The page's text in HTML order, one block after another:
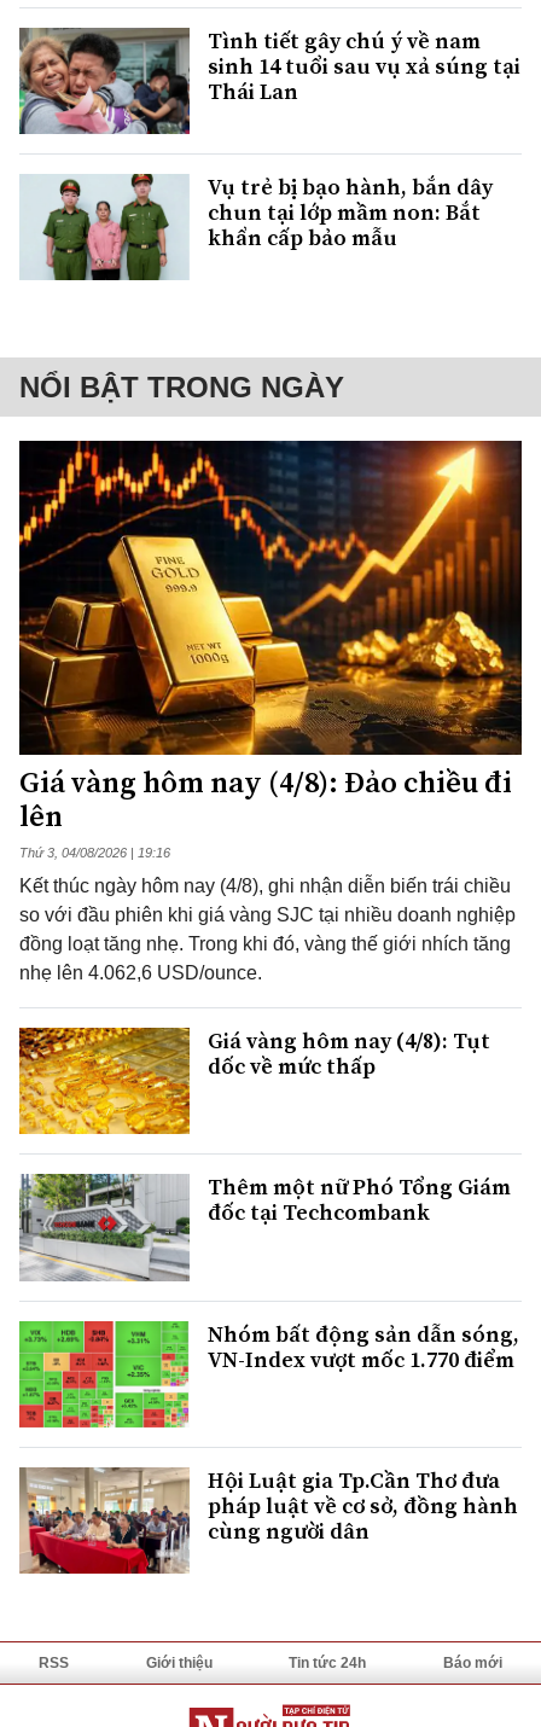
Tình tiết gây chú ý về nam
sinh 14 tuổi sau vụ xả súng tại
Thái Lan
Vụ trẻ bị bạo hành, bắn dây
chun tại lớp mầm non: Bắt
khẩn cấp bảo mẫu
NỔI BẬT TRONG NGÀY
Giá vàng hôm nay (4/8): Đảo chiều đi
lên
Thứ 3, 04/08/2026 | 19:16
Kết thúc ngày hôm nay (4/8), ghi nhận diễn biến trái chiều
so với đầu phiên khi giá vàng SJC tại nhiều doanh nghiệp
đồng loạt tăng nhẹ. Trong khi đó, vàng thế giới nhích tăng
nhẹ lên 4.062,6 USD/ounce.
Giá vàng hôm nay (4/8): Tụt
dốc về mức thấp
Thêm một nữ Phó Tổng Giám
đốc tại Techcombank
Nhóm bất động sản dẫn sóng,
VN-Index vượt mốc 1.770 điểm
Hội Luật gia Tp.Cần Thơ đưa
pháp luật về cơ sở, đồng hành
cùng người dân
RSS Giới thiệu Tin tức 24h Báo mới